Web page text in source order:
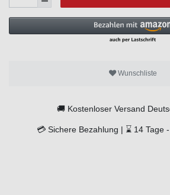
Wunschliste
🚚 Kostenloser Versand
💳 Sichere Bezahlung | ⌛ 14 Tage -